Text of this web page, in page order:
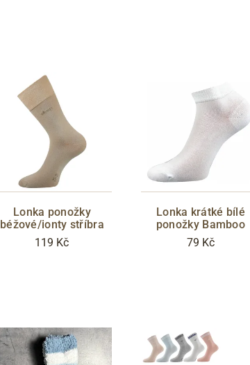
Lonka ponožky
béžové/ionty stříbra
119 Kč
Lonka krátké bílé
ponožky Bamboo
79 Kč